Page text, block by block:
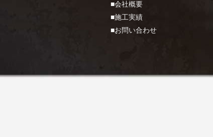
■会社概要
■施工実績
■お問い合わせ